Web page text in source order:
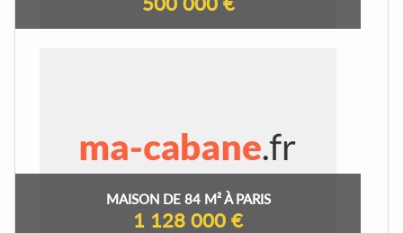
MAISON DE 84 M² À PARIS
1 128 000 €